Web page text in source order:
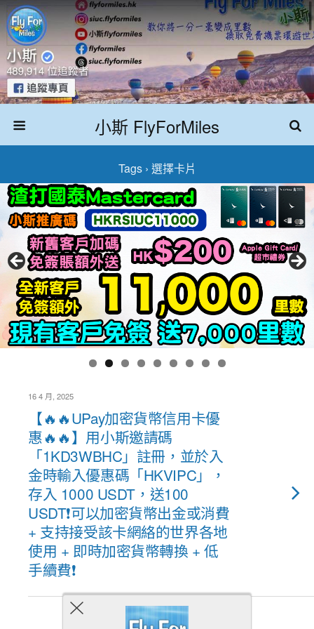
小斯 FlyForMiles
Tags › 選擇卡片
16 4 月, 2025
【🔥🔥UPay加密貨幣信用卡優
惠🔥🔥】用小斯邀請碼
「1KD3WBHC」註冊，並於入
金時輸入優惠碼「HKVIPC」，
存入 1000 USDT，送100
USDT❗可以加密貨幣出金或消費
+ 支持接受該卡網絡的世界各地
使用 + 即時加密貨幣轉換 + 低
手續費❗